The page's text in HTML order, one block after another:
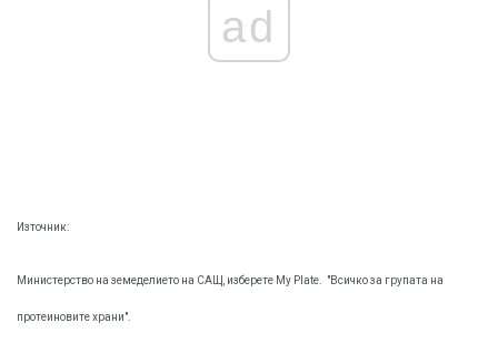
ad
Източник:
Министерство на земеделието на САЩ, изберете My Plate. "Всичко за групата на
протеиновите храни".